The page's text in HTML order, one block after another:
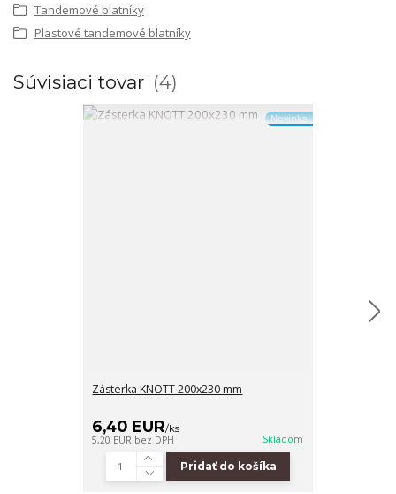
Tandemové blatníky
Plastové tandemové blatníky
Súvisiaci tovar 4
Novinka
Zásterka KNOTT 200x230 mm
6,40 EUR/ks
5,20 EUR bez DPH Skladom
Pridať do košíka